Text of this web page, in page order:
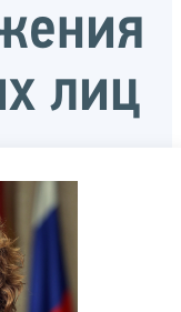
лиц